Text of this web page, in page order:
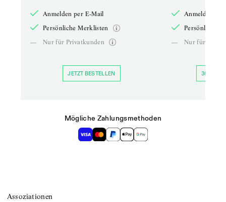
Anmelden per E-Mail
Persönliche Merklisten
—
Nur für Privatkunden
JETZT BESTELLEN
Anmelden
Persönliche
—
Nur für
30 TAGE
Mögliche Zahlungsmethoden
Assoziationen